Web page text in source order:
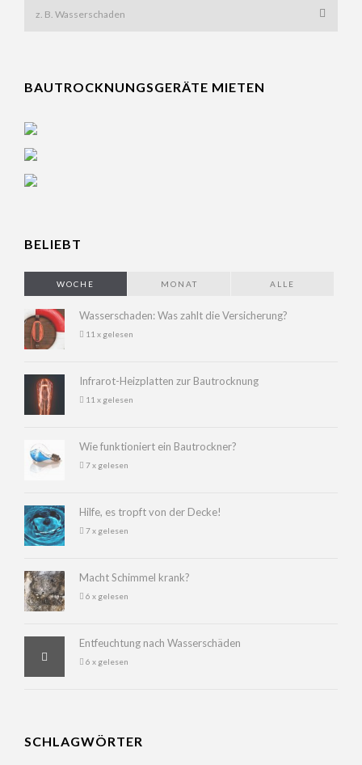
BAUTROCKNUNGSGERÄTE MIETEN
BELIEBT
WOCHE MONAT ALLE
Wasserschaden: Was zahlt die Versicherung?
11 x gelesen
Infrarot-Heizplatten zur Bautrocknung
11 x gelesen
Wie funktioniert ein Bautrockner?
7 x gelesen
Hilfe, es tropft von der Decke!
7 x gelesen
Macht Schimmel krank?
6 x gelesen
Entfeuchtung nach Wasserschäden
6 x gelesen
SCHLAGWÖRTER